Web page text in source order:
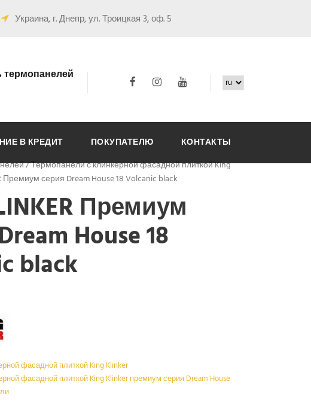
Украина, г. Днепр, ул. Троицкая 3, оф. 5
В КРЕДИТ ПОКУПАТЕЛЮ
КОНТАКТЫ
/Термопанели с клинкерной фасадной плиткой King
Премиум серия Dream House 18 Volcanic black
Премиум
House 18
black
фасадной плиткой King Klinker
фасадной плиткой King Klinker премиум серия Dream House